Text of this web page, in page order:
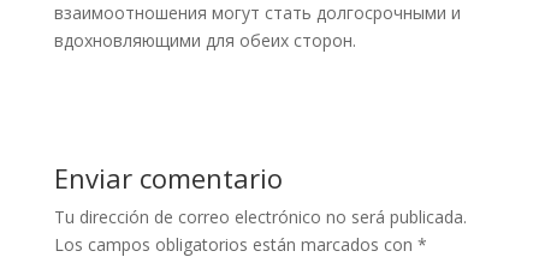
взаимоотношения могут стать долгосрочными и
вдохновляющими для обеих сторон.
Enviar comentario
Tu dirección de correo electrónico no será publicada.
Los campos obligatorios están marcados con *